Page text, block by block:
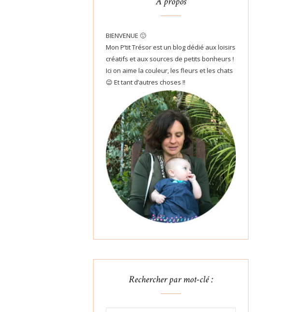
BIENVENUE 🙂
Mon P’tit Trésor est un blog dédié aux loisirs
créatifs et aux sources de petits bonheurs !
Ici on aime la couleur, les fleurs et les chats
😉 Et tant d’autres choses !!
Rechercher par mot-clé :